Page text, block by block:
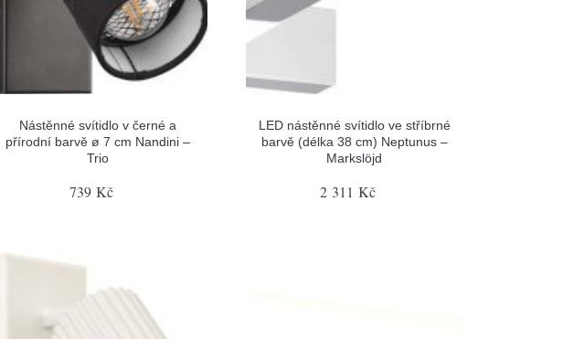
Nástěnné svítidlo v černé a
přírodní barvě ø 7 cm Nandini –
Trio
739 Kč
LED nástěnné svítidlo ve stříbrné
barvě (délka 38 cm) Neptunus –
Markslöjd
2 311 Kč